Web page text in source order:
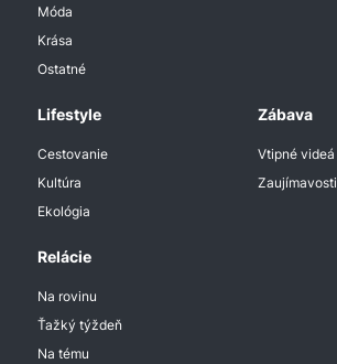
Móda
Krása
Ostatné
Lifestyle
Cestovanie
Kultúra
Ekológia
Zábava
Vtipné videá
Zaujímavosti
Relácie
Na rovinu
Ťažký týždeň
Na tému